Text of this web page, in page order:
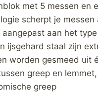
met 5 messen en
scherpt je
aangepast aan het
ijsgehard staal zijn
worden gesmeed uit
greep en
greep